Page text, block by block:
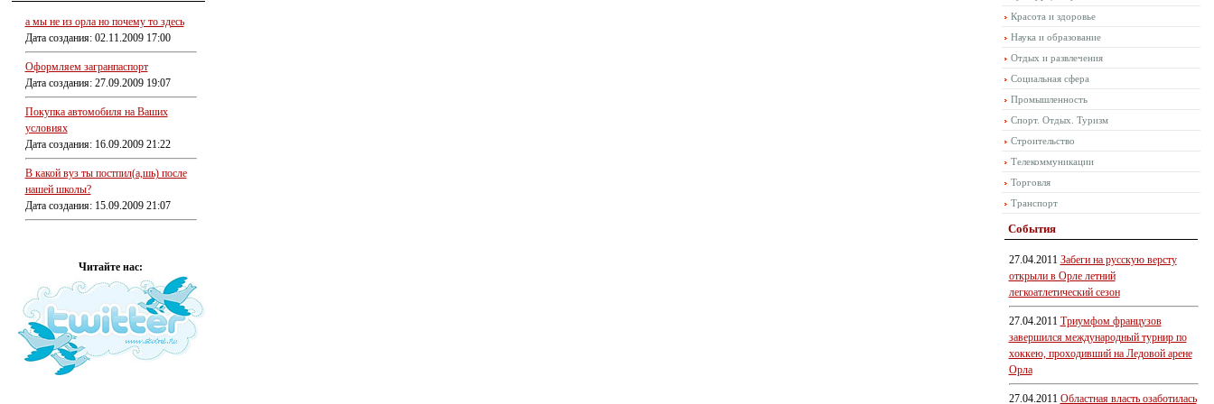
а мы не из орла но почему то здесь
Дата создания: 02.11.2009 17:00
Оформляем загранпаспорт
Дата создания: 27.09.2009 19:07
Покупка автомобиля на Ваших
условиях
Дата создания: 16.09.2009 21:22
В какой вуз ты постпил(а,шь) после
нашей школы?
Дата создания: 15.09.2009 21:07
Читайте нас:
Красота и здоровье
Наука и образование
Отдых и развлечения
Социальная сфера
Промышленность
Спорт. Отдых. Туризм
Строительство
Телекоммуникации
Торговля
Транспорт
События
27.04.2011 Забеги на русскую версту
открыли в Орле летний
легкоатлетический сезон
27.04.2011 Триумфом французов
завершился международный турнир по
хоккею, проходивший на Ледовой арене
Орла
27.04.2011 Областная власть озаботилась